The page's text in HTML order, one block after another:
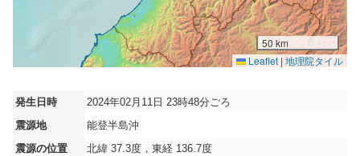
50 km
Leaflet | 地理院タイル
発生日時
2024年02月11日 23時48分ごろ
震源地
能登半島沖
震源の位置
北緯 37.3度，東経 136.7度